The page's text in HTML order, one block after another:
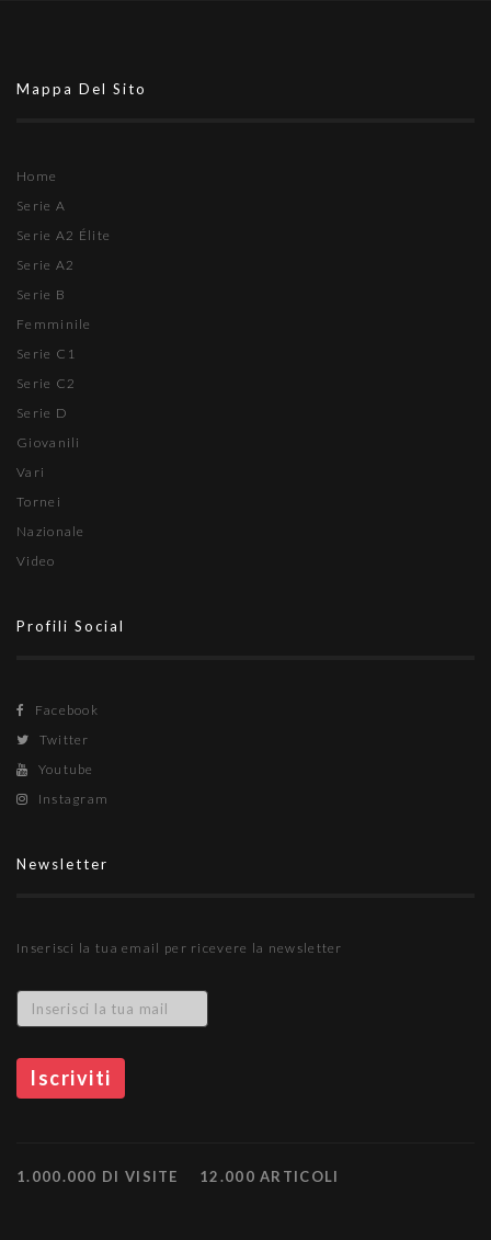
Mappa Del Sito
Home
Serie A
Serie A2 Élite
Serie A2
Serie B
Femminile
Serie C1
Serie C2
Serie D
Giovanili
Vari
Tornei
Nazionale
Video
Profili Social
Facebook
Twitter
Youtube
Instagram
Newsletter
Inserisci la tua email per ricevere la newsletter
1.000.000 DI VISITE 12.000 ARTICOLI